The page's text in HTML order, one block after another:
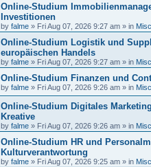
Online-Studium
Investitionen
by falme » Fri Aug 07, 2026 9:27 am » in
Online-Studium Logistik und
europäischen Handels
by falme » Fri Aug 07, 2026 9:27 am » in
Online-Studium Finanzen und
by falme » Fri Aug 07, 2026 9:26 am » in
Online-Studium Digitales
Kreative
by falme » Fri Aug 07, 2026 9:26 am » in
Online-Studium HR und
Kulturverantwortung
by falme » Fri Aug 07, 2026 9:25 am » in